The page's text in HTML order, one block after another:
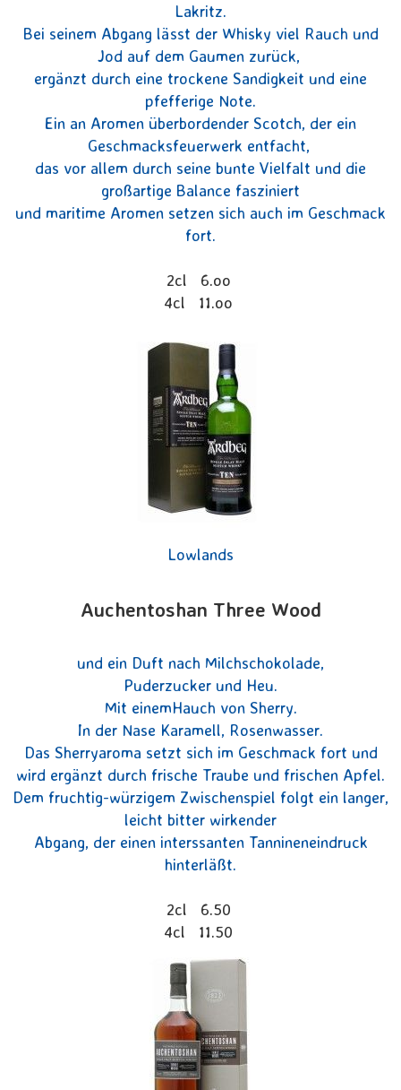
Lakritz.
Bei seinem Abgang lässt der Whisky viel Rauch und
Jod auf dem Gaumen zurück,
ergänzt durch eine trockene Sandigkeit und eine
pfefferige Note.
Ein an Aromen überbordender Scotch, der ein
Geschmacksfeuerwerk entfacht,
das vor allem durch seine bunte Vielfalt und die
großartige Balance fasziniert
und maritime Aromen setzen sich auch im Geschmack
fort.
2cl 6.oo
4cl 11.oo
Lowlands
Auchentoshan Three Wood
und ein Duft nach Milchschokolade,
Puderzucker und Heu.
Mit einemHauch von Sherry.
In der Nase Karamell, Rosenwasser.
Das Sherryaroma setzt sich im Geschmack fort und
wird ergänzt durch frische Traube und frischen Apfel.
Dem fruchtig-würzigem Zwischenspiel folgt ein langer,
leicht bitter wirkender
Abgang, der einen interssanten Tannineneindruck
hinterläßt.
2cl 6.50
4cl 11.50